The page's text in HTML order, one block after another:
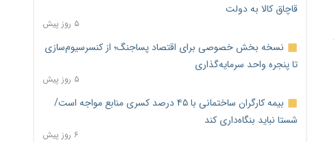
قاچاق کالا به دولت
۵ روز پیش
نسخه بخش خصوصی برای اقتصاد پساجنگ؛ از کنسرسیوم‌سازی
تا پنجره واحد سرمایه‌گذاری
۵ روز پیش
بیمه کارگران ساختمانی با ۴۵ درصد کسری منابع مواجه است/
شستا نباید بنگاه‌داری کند
۶ روز پیش